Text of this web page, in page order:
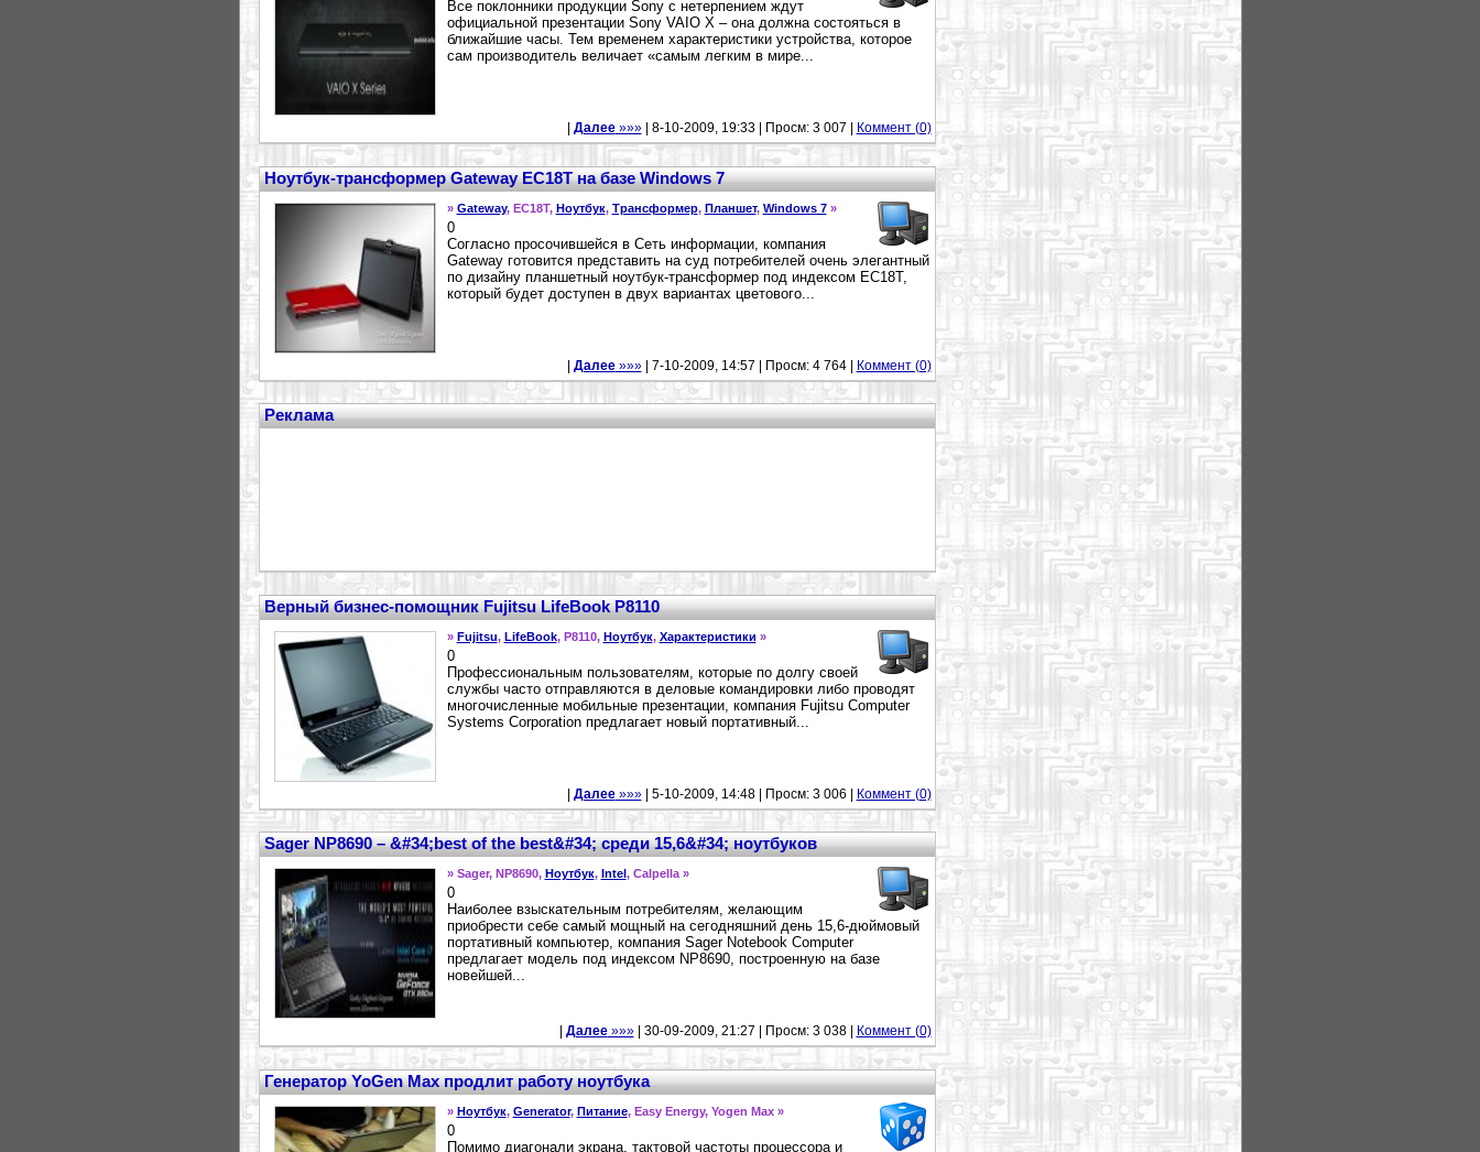
Все поклонники продукции Sony с нетерпением ждут
официальной презентации Sony VAIO X – она должна состояться в
ближайшие часы. Тем временем характеристики устройства, которое
сам производитель величает «самым легким в мире...
Далее»»»| 8-10-2009, 19:33 | Просм: 3 007 | Коммент (0)
Ноутбук-трансформер Gateway EC18T на базе Windows 7
» Gateway, EC18T, Ноутбук, Трансформер, Планшет, Windows 7»
0
Согласно просочившейся в Сеть информации, компания
Gateway готовится представить на суд потребителей очень элегантный
по дизайну планшетный ноутбук-трансформер под индексом EC18T,
который будет доступен в двух вариантах цветового...
Далее»»»| 7-10-2009, 14:57 | Просм: 4 764 | Коммент (0)
Реклама
Верный бизнес-помощник Fujitsu LifeBook P8110
» Fujitsu, LifeBook, P8110, Ноутбук, Характеристики »
0
Профессиональным пользователям, которые по долгу своей
службы часто отправляются в деловые командировки либо проводят
многочисленные мобильные презентации, компания Fujitsu Computer
Systems Corporation предлагает новый портативный...
Далее»»»| 5-10-2009, 14:48 | Просм: 3 006 | Коммент (0)
Sager NP8690 – &#34;best of the best&#34; среди 15,6&#34; ноутбуков
» Sager, NP8690, Ноутбук, Intel, Calpella »
0
Наиболее взыскательным потребителям, желающим
приобрести себе самый мощный на сегодняшний день 15,6-дюймовый
портативный компьютер, компания Sager Notebook Computer
предлагает модель под индексом NP8690, построенную на базе
новейшей...
Далее»»»| 30-09-2009, 21:27 | Просм: 3 038 | Коммент (0)
Генератор YoGen Max продлит работу ноутбука
» Ноутбук, Generator, Питание, Easy Energy, Yogen Max »
0
Помимо диагонали экрана, тактовой частоты процессора и